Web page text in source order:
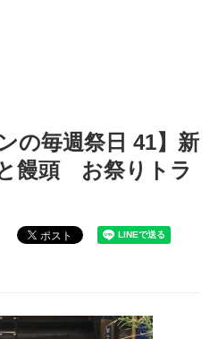
ンの毎週祭日 41】新年を祝う、だ
の毎週祭日 41】新
饅頭 お祭りトラ
ポスト